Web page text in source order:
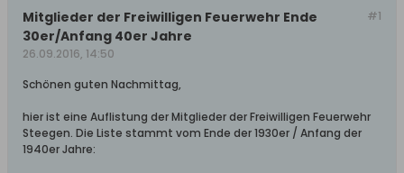
#1
Mitglieder der Freiwilligen Feuerwehr Ende
30er/Anfang 40er Jahre
26.09.2016, 14:50
Schönen guten Nachmittag,
hier ist eine Auflistung der Mitglieder der Freiwilligen Feuerwehr
Steegen. Die Liste stammt vom Ende der 1930er / Anfang der
1940er Jahre: